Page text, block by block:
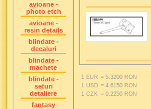
avioane -
photo etch
avioane -
resin details
blindate -
decaluri
blindate -
machete
blindate -
seturi
detaliere
fantasy
1 EUR = 5.3200 RON
1 USD = 4.6150 RON
1 CZK = 0.2250 RON